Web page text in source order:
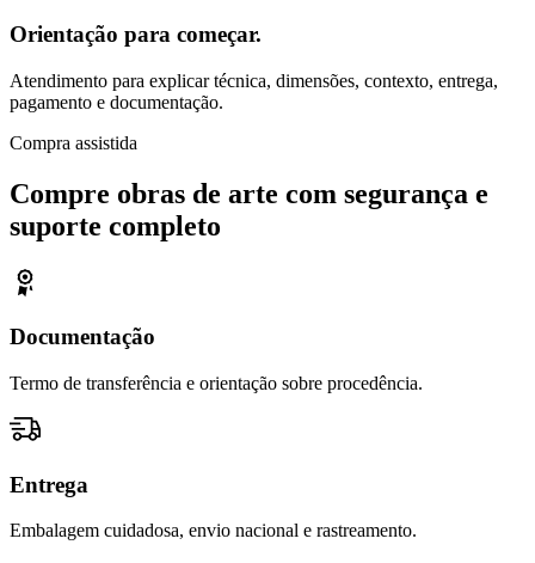
Orientação para começar.
Atendimento para explicar técnica, dimensões, contexto, entrega,
pagamento e documentação.
Compra assistida
Compre obras de arte com segurança e
suporte completo
Documentação
Termo de transferência e orientação sobre procedência.
Entrega
Embalagem cuidadosa, envio nacional e rastreamento.